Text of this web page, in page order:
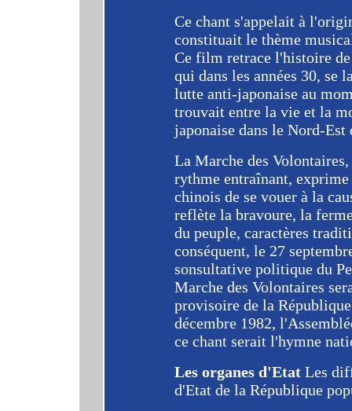
Ce chant s'appelait à
constituait le thème
Ce film retrace l'histoire
qui dans les années 30, se
lutte anti-japonaise au
trouvait entre la vie et la
japonaise dans le Nord-Est
La Marche des
rythme entraînant,
chinois de se vouer à la
reflète la bravoure, la
du peuple, caractères
conséquent, le 27
sonsultative politique du
Marche des Volontaires
provisoire de la
décembre 1982,
ce chant serait l'hymne
Les organes d'Etat Les
d'Etat de la République